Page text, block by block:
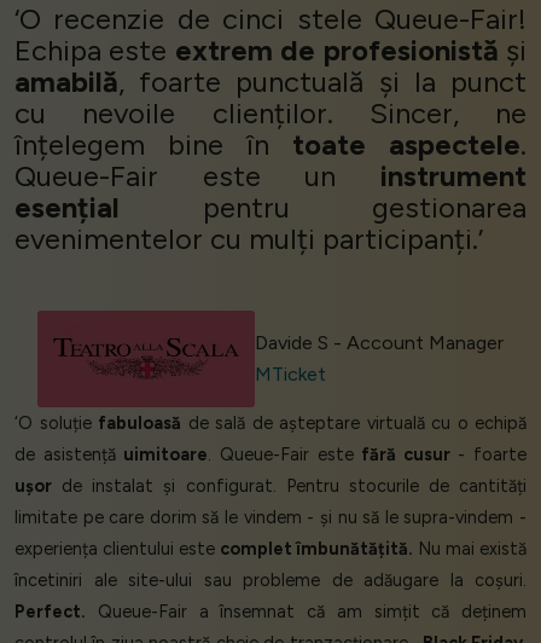
‘O recenzie de cinci stele Queue-Fair!
Echipa este extrem de profesionistă și
amabilă, foarte punctuală și la punct
cu nevoile clienților. Sincer, ne
înțelegem bine în toate aspectele.
Queue-Fair este un instrument
esențial pentru gestionarea
evenimentelor cu mulți participanți.’
Davide S - Account Manager
MTicket
‘O soluție fabuloasă de sală de așteptare virtuală cu o echipă
de asistență uimitoare. Queue-Fair este fără cusur- foarte
ușor de instalat și configurat. Pentru stocurile de cantități
limitate pe care dorim să le vindem - și nu să le supra-vindem -
experiența clientului este complet îmbunătățită. Nu mai există
încetiniri ale site-ului sau probleme de adăugare la coșuri.
Perfect. Queue-Fair a însemnat că am simțit că deținem